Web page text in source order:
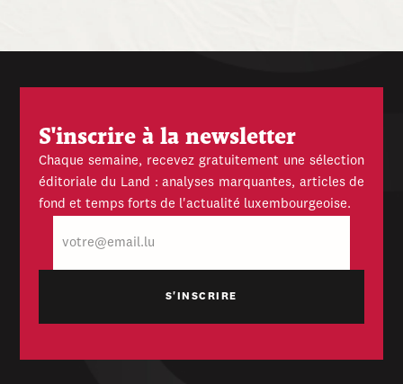
S'inscrire à la newsletter
Chaque semaine, recevez gratuitement une sélection
éditoriale du Land : analyses marquantes, articles de
fond et temps forts de l'actualité luxembourgeoise.
mail